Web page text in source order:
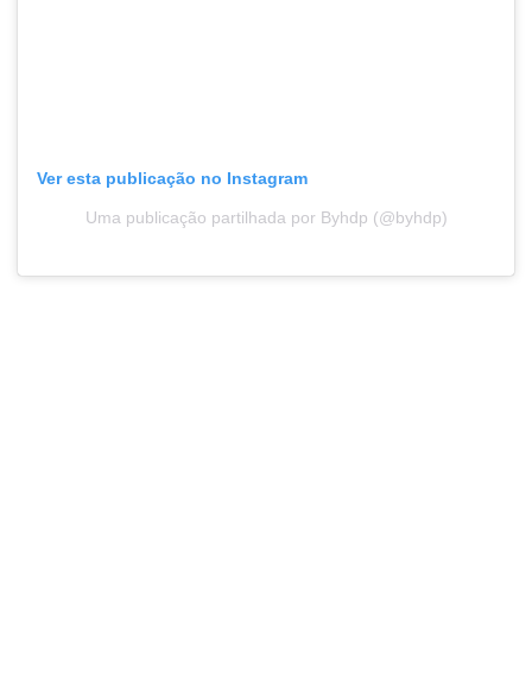
Ver esta publicação no Instagram
Uma publicação partilhada por Byhdp (@byhdp)